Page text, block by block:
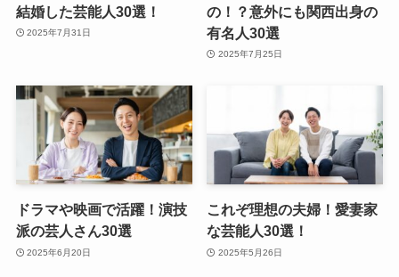
結婚した芸能人30選！
2025年7月31日
の！？意外にも関西出身の
有名人30選
2025年7月25日
ドラマや映画で活躍！演技
派の芸人さん30選
2025年6月20日
これぞ理想の夫婦！愛妻家
な芸能人30選！
2025年5月26日